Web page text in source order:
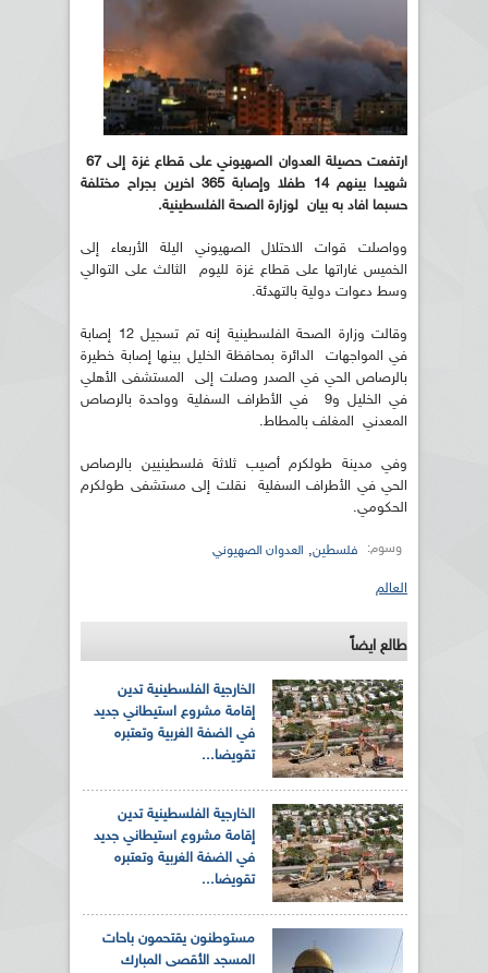
ارتفعت حصيلة العدوان الصهيوني على قطاع غزة إلى 67
شهيدا بينهم 14 طفلا وإصابة 365 اخرين بجراح مختلفة
حسبما افاد به بيان لوزارة الصحة الفلسطينية.
وواصلت قوات الاحتلال الصهيوني اليلة الأربعاء إلى
الخميس غاراتها على قطاع غزة لليوم الثالث على التوالي
وسط دعوات دولية بالتهدئة.
وقالت وزارة الصحة الفلسطينية إنه تم تسجيل 12 إصابة
في المواجهات الدائرة بمحافظة الخليل بينها إصابة خطيرة
بالرصاص الحي في الصدر وصلت إلى المستشفى الأهلي
في الخليل و9 في الأطراف السفلية وواحدة بالرصاص
المعدني المغلف بالمطاط.
وفي مدينة طولكرم أصيب ثلاثة فلسطينيين بالرصاص
الحي في الأطراف السفلية نقلت إلى مستشفى طولكرم
الحكومي.
وسوم: فلسطين, العدوان الصهيوني
العالم
طالع ايضاً
الخارجية الفلسطينية تدين
إقامة مشروع استيطاني جديد
في الضفة الغربية وتعتبره
تقويضا...
الخارجية الفلسطينية تدين
إقامة مشروع استيطاني جديد
في الضفة الغربية وتعتبره
تقويضا...
مستوطنون يقتحمون باحات
المسجد الأقصى المبارك